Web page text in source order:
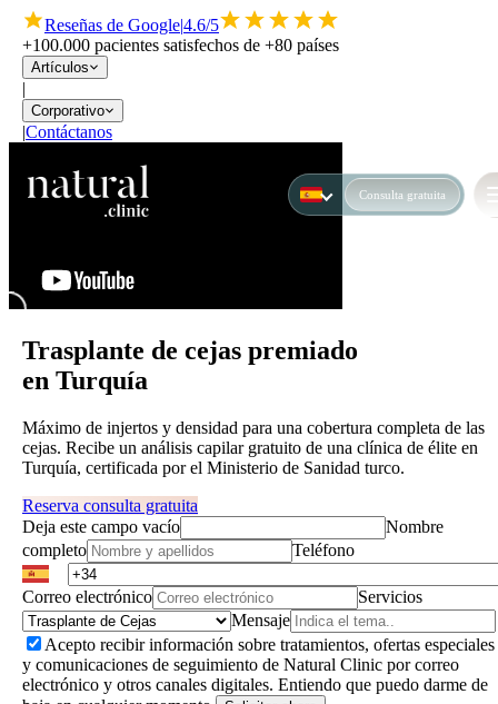
Reseñas de Google|4.6/5
+100.000 pacientes satisfechos de +80 países
Artículos
|
Corporativo
|Contáctanos
Consulta gratuita
Trasplante de cejas premiado
en Turquía
Máximo de injertos y densidad para una cobertura completa de las
cejas. Recibe un análisis capilar gratuito de una clínica de élite en
Turquía, certificada por el Ministerio de Sanidad turco.
Reserva consulta gratuita
Deja este campo vacío
Nombre
completo
Teléfono
Correo electrónico
Servicios
Mensaje
Acepto recibir información sobre tratamientos, ofertas especiales
y comunicaciones de seguimiento de Natural Clinic por correo
electrónico y otros canales digitales. Entiendo que puedo darme de